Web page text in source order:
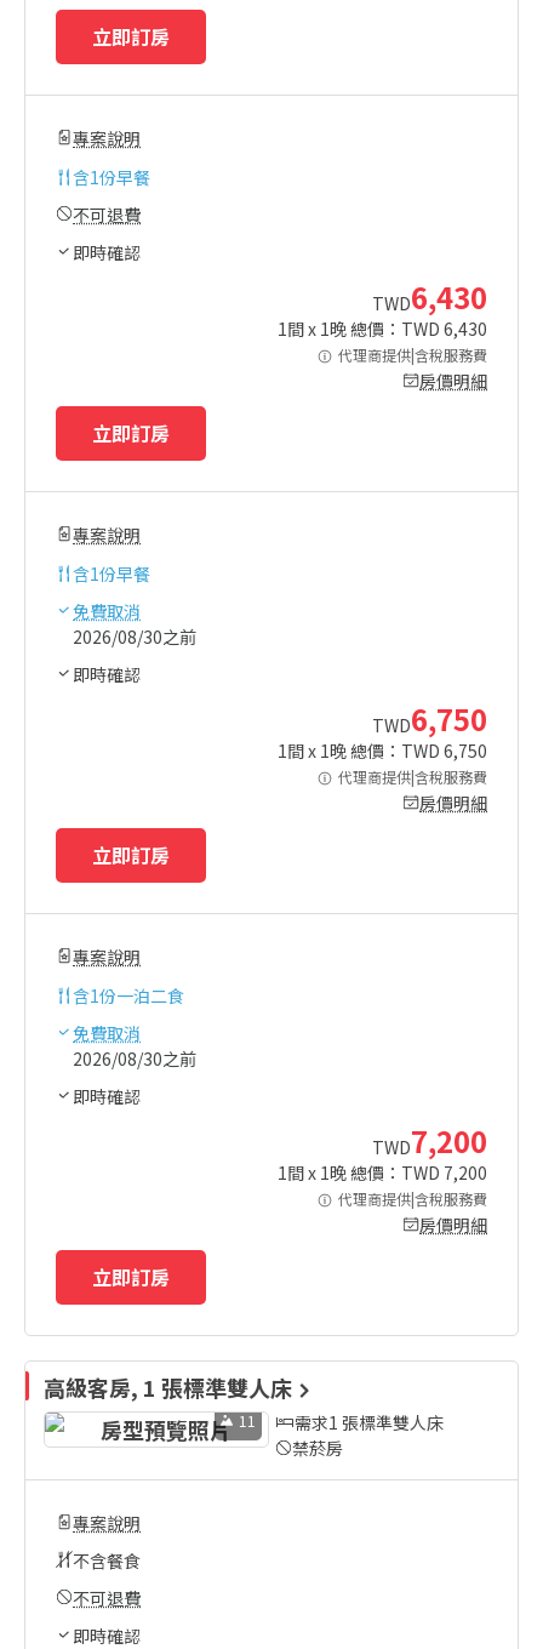
立即訂房
專案說明
含1份早餐
不可退費
即時確認
TWD6,430
1間 x 1晚 總價：TWD 6,430
代理商提供|含稅服務費
房價明細
立即訂房
專案說明
含1份早餐
免費取消
2026/08/30之前
即時確認
TWD6,750
1間 x 1晚 總價：TWD 6,750
代理商提供|含稅服務費
房價明細
立即訂房
專案說明
含1份一泊二食
免費取消
2026/08/30之前
即時確認
TWD7,200
1間 x 1晚 總價：TWD 7,200
代理商提供|含稅服務費
房價明細
立即訂房
高級客房, 1 張標準雙人床
11
需求1 張標準雙人床
禁菸房
專案說明
不含餐食
不可退費
即時確認